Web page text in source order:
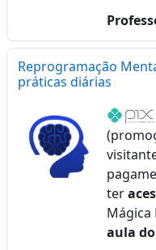
Reprogramação
práticas diárias
ter
Mágica
aula